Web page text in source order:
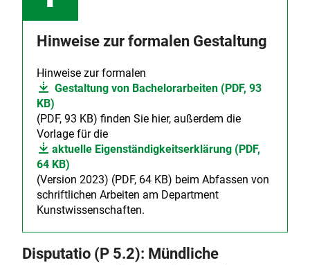
Hinweise zur formalen Gestaltung
Hinweise zur formalen
Gestaltung von Bachelorarbeiten (PDF, 93
KB)
(PDF, 93 KB) finden Sie hier, außerdem die
Vorlage für die
aktuelle Eigenständigkeitserklärung (PDF,
64 KB)
(Version 2023) (PDF, 64 KB) beim Abfassen von
schriftlichen Arbeiten am Department
Kunstwissenschaften.
Disputatio (P 5.2): Mündliche